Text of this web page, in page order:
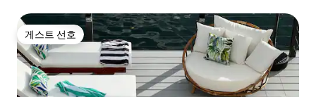
게스트 선호
게스트 선호